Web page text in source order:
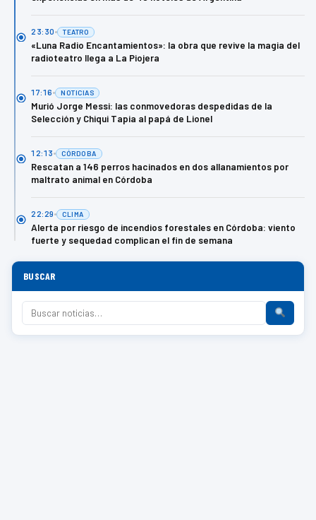
23:30 TEATRO
«Luna Radio Encantamientos»: la obra que revive la magia del
radioteatro llega a La Piojera
17:16 NOTICIAS
Murió Jorge Messi: las conmovedoras despedidas de la
Selección y Chiqui Tapia al papá de Lionel
12:13 CÓRDOBA
Rescatan a 146 perros hacinados en dos allanamientos por
maltrato animal en Córdoba
22:29 CLIMA
Alerta por riesgo de incendios forestales en Córdoba: viento
fuerte y sequedad complican el fin de semana
BUSCAR